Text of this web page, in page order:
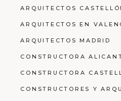
ARQUITECTOS
ARQUITECTOS EN
ARQUITECTOS MADRID
CONSTRUCTORA
CONSTRUCTORA
CONSTRUCTORES Y